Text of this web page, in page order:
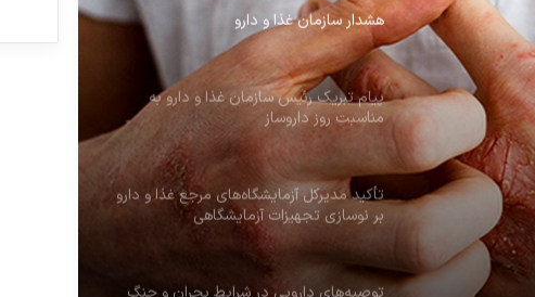
و
پیام تبریک رئیس سازمان غذا و دارو به
مناسبت روز داروساز
تأکید مدیرکل آزمایشگاه‌های مرجع غذا و دارو
بر نوسازی تجهیزات آزمایشگاهی
توصیه‌های دارویی در شرایط بحران و جنگ
گزارش تصویری جلسه بررسی برنامه‌های